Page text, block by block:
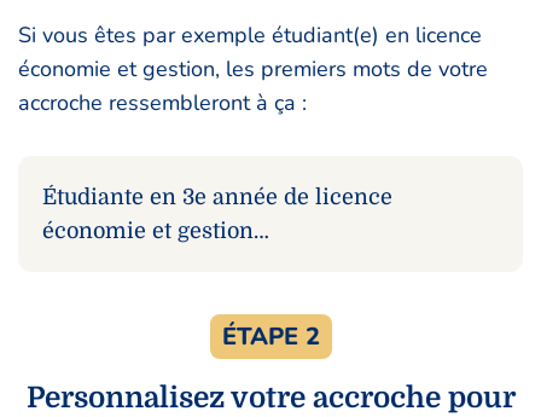
Si vous êtes par exemple étudiant(e) en licence
économie et gestion, les premiers mots de votre
accroche ressembleront à ça :
Étudiante en 3e année de licence
économie et gestion…
ÉTAPE 2
Personnalisez votre accroche pour